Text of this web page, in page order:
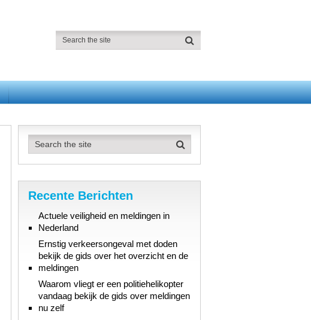
Recente Berichten
Actuele veiligheid en meldingen in
Nederland
Ernstig verkeersongeval met doden
bekijk de gids over het overzicht en de
meldingen
Waarom vliegt er een politiehelikopter
vandaag bekijk de gids over meldingen
nu zelf